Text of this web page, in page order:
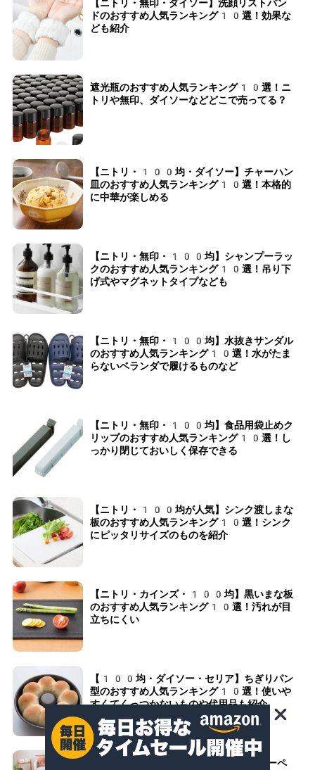
【ニトリ・無印・ダイソー】洗顔リストバン
ドのおすすめ人気ランキング10選！効果な
ども紹介
遮光瓶のおすすめ人気ランキング10選！ニ
トリや無印、ダイソーなどどこで売ってる？
【ニトリ・100均・ダイソー】チャーハン
皿のおすすめ人気ランキング10選！本格的
に中華が楽しめる
【ニトリ・無印・100均】シャンプーラッ
クのおすすめ人気ランキング10選！吊り下
げ式やマグネットタイプなども
【ニトリ・無印・100均】水抜きサンダル
のおすすめ人気ランキング10選！水がたま
らないベランダで履けるものなど
【ニトリ・無印・100均】食品用袋止めク
リップのおすすめ人気ランキング10選！し
っかり閉じておいしく保存できる
【ニトリ・100均が人気】シンク渡しまな
板のおすすめ人気ランキング10選！シンク
にピッタリサイズのものを紹介
【ニトリ・カインズ・100均】黒いまな板
のおすすめ人気ランキング10選！汚れが目
立ちにくい
【100均・ダイソー・セリア】ちぎりパン
型のおすすめ人気ランキング10選！使いや
すくてくっつかないものや代用品も紹介
【ニトリ・サンコー】ペット用タイルカーペ